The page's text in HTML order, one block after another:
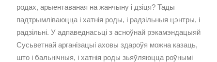
родах, арыентаваная на жанчыну і дзіця? Тады
падтрымліваюцца і хатнія роды, і радзільныя цэнтры, і
радзільні. У адпаведнасьці з асноўнай рэкамэндацыяй
Сусьветнай арганізацыі аховы здароўя можна казаць,
што і бальнічныя, і хатнія роды зьяўляюцца роўнымі